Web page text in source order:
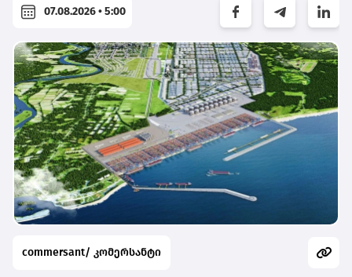
07.08.2026 • 5:00
commersant/ კომერსანტი